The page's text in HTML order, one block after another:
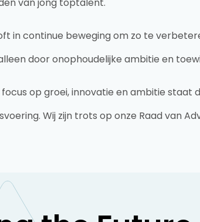
in continue beweging om zo te
door onophoudelijke ambitie en
op groei, innovatie en ambitie
Wij zijn trots op onze Raad van